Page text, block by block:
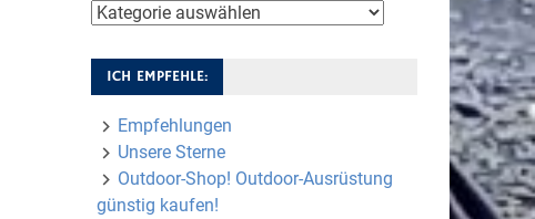
Kategorien
ICH EMPFEHLE:
Empfehlungen
Unsere Sterne
Outdoor-Shop! Outdoor-Ausrüstung
günstig kaufen!